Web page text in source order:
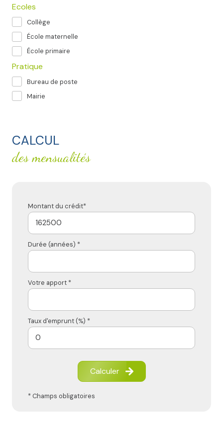
Ecoles
Collège
École maternelle
École primaire
Pratique
Bureau de poste
Mairie
CALCUL
des mensualités
Montant du crédit*
Durée (années) *
Votre apport *
Taux d'emprunt (%) *
Calculer
* Champs obligatoires